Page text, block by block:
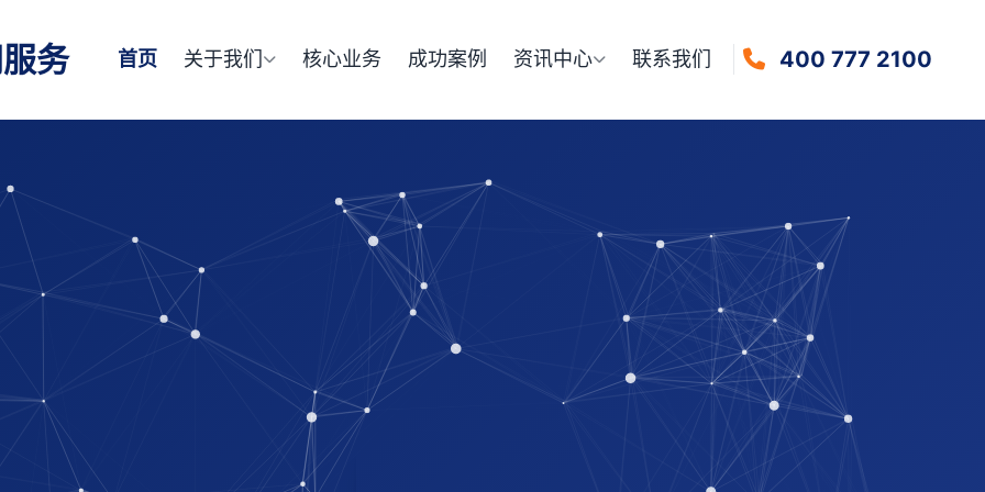
务 首页 关于我们 核心业务 成功案例 资讯中心 联系我们 400 777 2100